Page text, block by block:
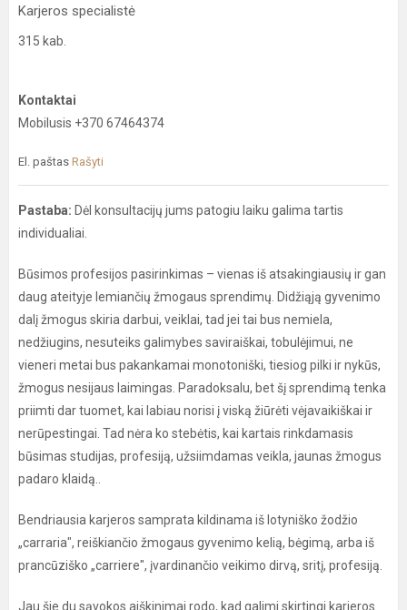
Karjeros specialistė
315 kab.
Kontaktai
Mobilusis +370 67464374
El. paštas Rašyti
Pastaba: Dėl konsultacijų jums patogiu laiku galima tartis
individualiai.
Būsimos profesijos pasirinkimas – vienas iš atsakingiausių ir gan
daug ateityje lemiančių žmogaus sprendimų. Didžiąją gyvenimo
dalį žmogus skiria darbui, veiklai, tad jei tai bus nemiela,
nedžiugins, nesuteiks galimybes saviraiškai, tobulėjimui, ne
vieneri metai bus pakankamai monotoniški, tiesiog pilki ir nykūs,
žmogus nesijaus laimingas. Paradoksalu, bet šį sprendimą tenka
priimti dar tuomet, kai labiau norisi į viską žiūrėti vėjavaikiškai ir
nerūpestingai. Tad nėra ko stebėtis, kai kartais rinkdamasis
būsimas studijas, profesiją, užsiimdamas veikla, jaunas žmogus
padaro klaidą..
Bendriausia karjeros samprata kildinama iš lotyniško žodžio
„carraria", reiškiančio žmogaus gyvenimo kelią, bėgimą, arba iš
prancūziško „carriere", įvardinančio veikimo dirvą, sritį, profesiją.
Jau šie du sąvokos aiškinimai rodo, kad galimi skirtingi karjeros